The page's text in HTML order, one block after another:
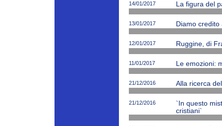
14/01/2017 La figura del
13/01/2017 Diamo
12/01/2017 Ruggine, di
11/01/2017 Le emozioni:
21/12/2016 Alla ricerca
21/12/2016
`In questo
cristiani`